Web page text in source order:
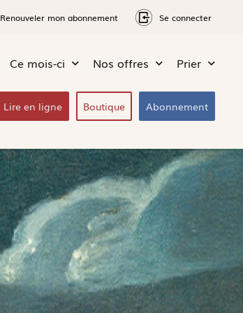
Renouveler mon abonnement Se connecter
Ce mois-ci Nos offres Prier
Lire en ligne Boutique Abonnement